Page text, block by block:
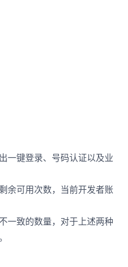
一键登录、号码认证以及业
余可用次数，当前开发者账
一致的数量，对于上述两种